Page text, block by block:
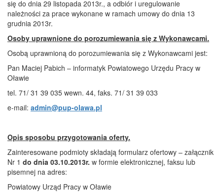
się do dnia 29 listopada 2013r., a odbiór i uregulowanie
należności za prace wykonane w ramach umowy do dnia 13
grudnia 2013r.
Osoby uprawnione do porozumiewania się z Wykonawcami.
Osobą uprawnioną do porozumiewania się z Wykonawcami jest:
Pan Maciej Pabich – informatyk Powiatowego Urzędu Pracy w
Oławie
tel. 71/ 31 39 035 wewn. 44, faks. 71/ 31 39 033
e-mail: admin@pup-olawa.pl
Opis sposobu przygotowania oferty.
Zainteresowane podmioty składają formularz ofertowy – załącznik
Nr 1 do dnia 03.10.2013r. w formie elektronicznej, faksu lub
pisemnej na adres:
Powiatowy Urząd Pracy w Oławie